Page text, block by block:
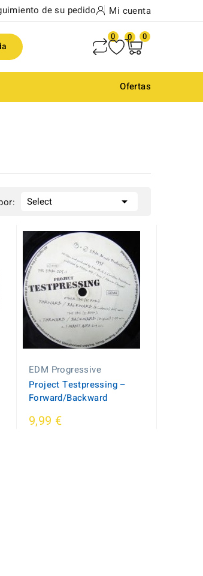
de su pedido Mi cuenta
0 0 0
Ofertas
Select 
EDM Progressive
Project Testpressing ‎–
Forward/Backward
9,99 €